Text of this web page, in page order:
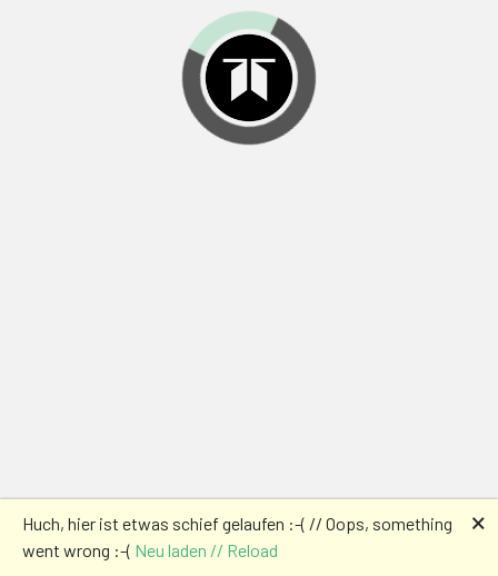
Huch, hier ist etwas schief gelaufen :-( // Oops, something
went wrong :-( Neu laden // Reload
🗙